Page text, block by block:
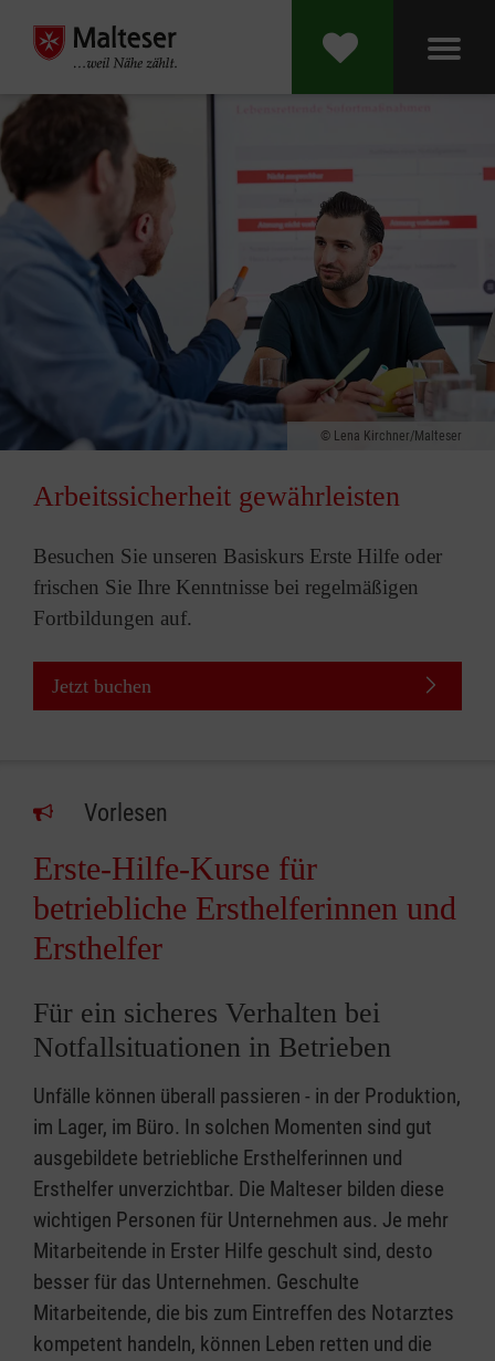
Lena Kirchner/Malteser
Arbeitssicherheit gewährleisten
Besuchen Sie unseren Basiskurs Erste Hilfe oder
frischen Sie Ihre Kenntnisse bei regelmäßigen
Fortbildungen auf.
Jetzt buchen
Vorlesen
Erste-Hilfe-Kurse für
betriebliche Ersthelferinnen und
Ersthelfer
Für ein sicheres Verhalten bei
Notfallsituationen in Betrieben
Unfälle können überall passieren - in der Produktion,
im Lager, im Büro. In solchen Momenten sind gut
ausgebildete betriebliche Ersthelferinnen und
Ersthelfer unverzichtbar. Die Malteser bilden diese
wichtigen Personen für Unternehmen aus. Je mehr
Mitarbeitende in Erster Hilfe geschult sind, desto
besser für das Unternehmen. Geschulte
Mitarbeitende, die bis zum Eintreffen des Notarztes
kompetent handeln, können Leben retten und die